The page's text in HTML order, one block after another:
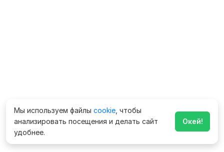
Мы используем файлы cookie , чтобы
анализировать посещения и делать сайт
удобнее.
Окей!